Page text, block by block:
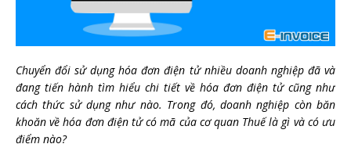
Chuyển đổi sử dụng hóa đơn điện tử nhiều doanh nghiệp đã và
đang tiến hành tìm hiểu chi tiết về hóa đơn điện tử cũng như
cách thức sử dụng như nào. Trong đó, doanh nghiệp còn băn
khoăn về hóa đơn điện tử có mã của cơ quan Thuế là gì và có ưu
điểm nào?